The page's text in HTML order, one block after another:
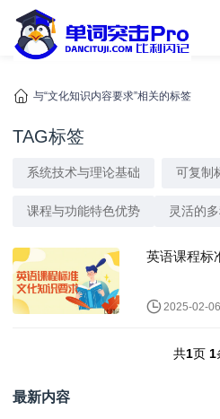
与“文化知识内容要求”相关的标签
TAG标签
系统技术与理论基础 可复制
课程与功能特色优势 灵活的
英语课程标
2025-02-06
共1页 1
最新内容